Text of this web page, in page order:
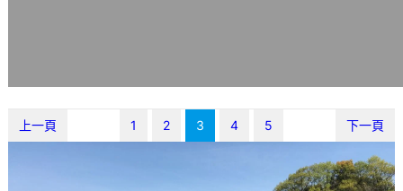
上一頁 1 2 3 4 5 下一頁